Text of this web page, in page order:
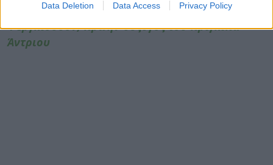
Data Deletion Data Access Privacy Policy
Βρετανία: Με μελάνωμα διαγνώστηκε η Σάρα
Φέργκιουσον, πρώην σύζυγος του πρίγκιπα
Άντριου